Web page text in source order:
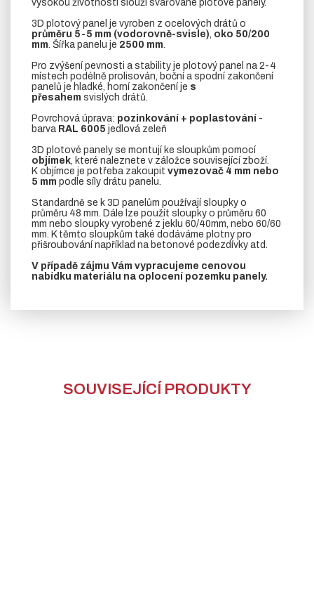
vysokou životností slouží svařované plotové panely.
3D plotový panel je vyroben z ocelových drátů o
průměru 5-5 mm (vodorovně-svisle), oko 50/200
mm. Šířka panelu je 2500 mm.
Pro zvýšení pevnosti a stability je plotový panel na 2-4
místech podélně prolisován, boční a spodní zakončení
panelů je hladké, horní zakončení je s
přesahem svislých drátů.
Povrchová úprava: pozinkování + poplastování -
barva RAL 6005 jedlová zeleň
3D plotové panely se montují ke sloupkům pomocí
objímek, které naleznete v záložce související zboží.
K objímce je potřeba zakoupit vymezovač 4 mm nebo
5 mm podle síly drátu panelu.
Standardně se k 3D panelům používají sloupky o
průměru 48 mm. Dále lze použít sloupky o průměru 60
mm nebo sloupky vyrobené z jeklu 60/40mm, nebo 60/60
mm. K těmto sloupkům také dodáváme plotny pro
přišroubování například na betonové podezdívky atd.
V případě zájmu Vám vypracujeme cenovou
nabídku materiálu na oplocení pozemku panely.
SOUVISEJÍCÍ PRODUKTY